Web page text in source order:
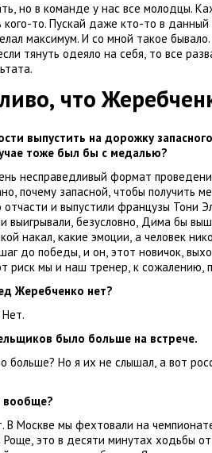
, но в команде у нас все молодцы.
то. Пускай даже кто-то в данный
максимум. И со мной такое
тянуть одеяло на себя, то все
, что
выпустить на дорожку
тоже был бы с медалью?
несправедливый формат
, почему запасной, чтобы получить
и выпустили французы Тони
выигрывали, безусловно, Дима бы
накал, какие эмоции, а человек
до победы, и он, этот новичок,
риск мы и наш тренер, к сожалению,
Жеребченко нет?
Нет.
было больше на встрече.
больше? Но я их не слышал, а вот
вообще?
В Москве мы фехтовали на
Роще, это в десяти минутах ходьбы